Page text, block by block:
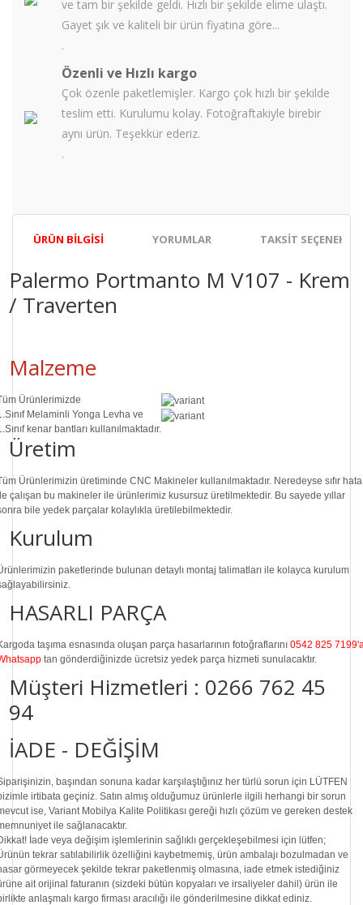
ve tam bir şekilde geldi. Hızlı bir şekilde elime ulaştı.
Gayet şık ve kaliteli bir ürün fiyatına göre...
.
Özenli ve Hızlı kargo
Çok özenle paketlemişler. Kargo çok hızlı bir şekilde
teslim etti. Kurulumu kolay. Fotoğraftakiyle birebir
aynı ürün. Teşekkür ederiz.
.
ÜRÜN BILGISI YORUMLAR TAKSIT
Palermo Portmanto M V107 - Krem
/ Traverten
Malzeme
Ürünlerimizde
Melaminli Yonga Levha ve
kenar bantları kullanılmaktadır.
Üretim
Ürünlerimizin üretiminde CNC Makine ler kullanılmaktadır. Neredeyse sıfır hata
çalışan bu makineler ile ürünlerimiz kusursuz üretilmektedir. Bu sayede yıllar
bile yedek parçalar kolaylıkla üretilebilmektedir.
Kurulum
paketlerinde bulunan detaylı montaj talimatları ile kolayca kurulum
HASARLI PARÇA
taşıma esnasında oluşan parça hasarlarının fotoğraflarını 0542 825
tan gönderdiğinizde ücretsiz yedek parça hizmeti sunulacaktır.
Müşteri Hizmetleri : 0266 762 45
94
İADE - DEĞİŞİM
başından sonuna kadar karşılaştığınız her türlü sorun için LÜTFEN
irtibata geçiniz. Satın almış olduğumuz ürünlerle ilgili herhangi bir sorun
ise, Variant Mobilya Kalite Politikası gereği hızlı çözüm ve gereken destek
ile sağlanacaktır.
İade veya değişim işlemlerinin sağlıklı gerçekleşebilmesi için lütfen;
tekrar satılabilirlik özelliğini kaybetmemiş, ürün ambalajı bozulmadan ve
görmeyecek şekilde tekrar paketlenmiş olmasına, iade etmek istediğiniz
ait orijinal faturanın (sizdeki bütün kopyaları ve irsaliyeler dahil) ürün ile
anlaşmalı kargo firması aracılığı ile gönderilmesine dikkat ediniz.